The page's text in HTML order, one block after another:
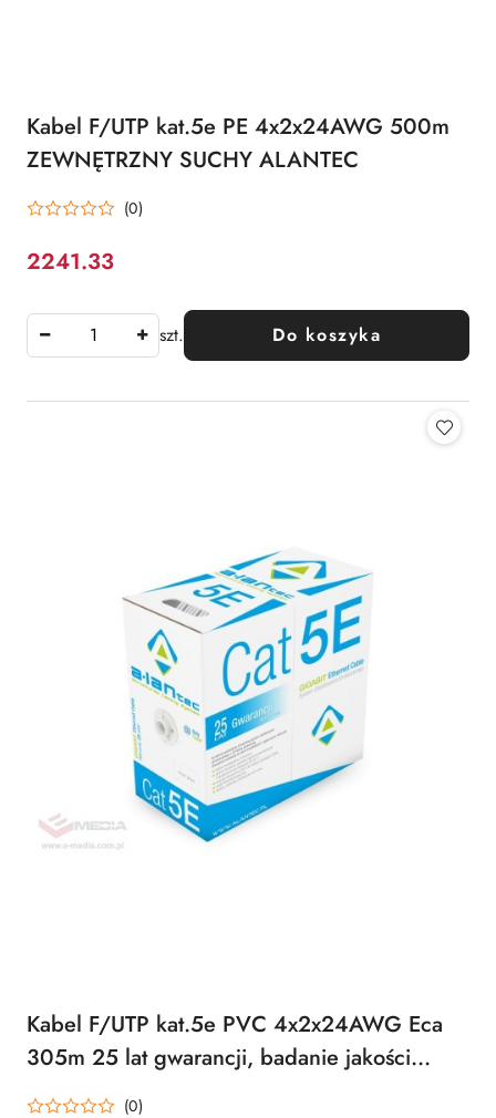
Kabel F/UTP kat.5e PE 4x2x24AWG 500m
ZEWNĘTRZNY SUCHY ALANTEC
(0)
Cena:
2241.33
szt. Do koszyka
Kabel F/UTP kat.5e PVC 4x2x24AWG Eca
305m 25 lat gwarancji, badanie jakości
laboratorium INTERTEK (USA) ALANTEC
(0)